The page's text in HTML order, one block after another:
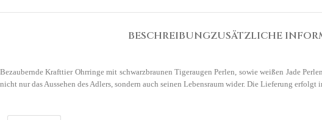
BESCHREIBUNGZUSÄTZLICHE
Bezaubernde Krafttier Ohrringe mit schwarzbraunen Tigeraugen Perlen, sowie weißen Jade
nicht nur das Aussehen des Adlers, sondern auch seinen Lebensraum wider. Die Lieferung erfolgt